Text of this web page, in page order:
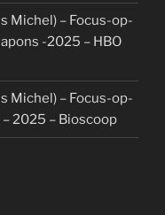
Michel) – Focus-op-
-2025 – HBO
Michel) – Focus-op-
2025 – Bioscoop